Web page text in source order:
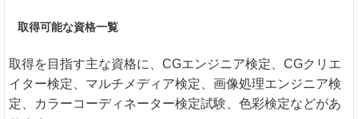
取得可能な資格一覧
取得を目指す主な資格に、CGエンジニア検定、CGクリエ
イター検定、マルチメディア検定、画像処理エンジニア検
定、カラーコーディネーター検定試験、色彩検定などがあ